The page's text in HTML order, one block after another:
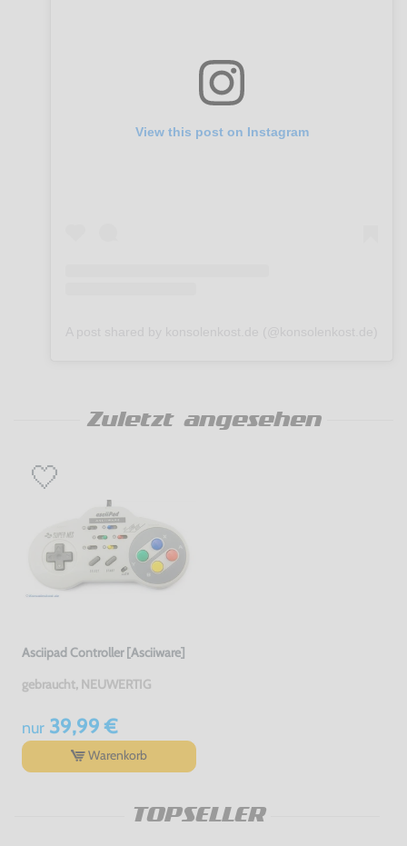
View this post on Instagram
Zuletzt angesehen
Asciipad Controller [Asciiware]
gebraucht, NEUWERTIG
nur39,99 €
Warenkorb
TOPSELLER